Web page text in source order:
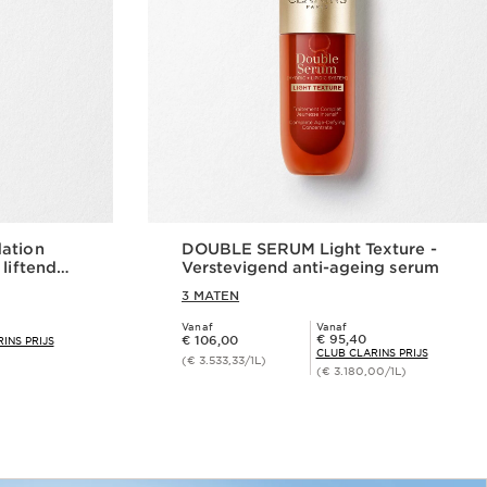
liftend
PRIJS
DOUBLE SERUM Light Texture -
Verstevigend anti-ageing serum
3 MATEN
Vanaf
Dit is nu de prijs € 106,00
€ 106,00
(€ 3.533,33/1L)
Vanaf
Club Clarins Prijs € 95,40
€ 95,40
CLUB CLARINS PRIJS
(€ 3.180,00/1L)